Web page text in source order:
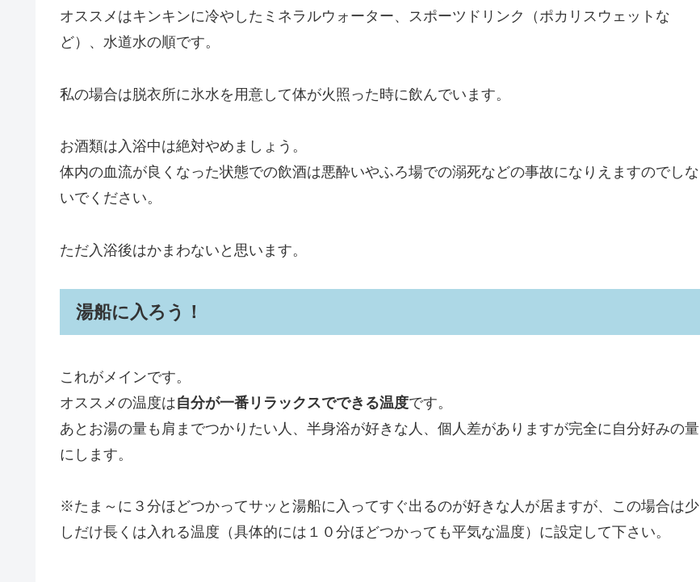
オススメはキンキンに冷やしたミネラルウォーター、スポーツドリンク（ポカリスウェットな
ど）、水道水の順です。
私の場合は脱衣所に氷水を用意して体が火照った時に飲んでいます。
お酒類は入浴中は絶対やめましょう。
体内の血流が良くなった状態での飲酒は悪酔いやふろ場での溺死などの事故になりえますのでしな
いでください。
ただ入浴後はかまわないと思います。
湯船に入ろう！
これがメインです。
オススメの温度は自分が一番リラックスでできる温度です。
あとお湯の量も肩までつかりたい人、半身浴が好きな人、個人差がありますが完全に自分好みの量
にします。
※たま～に３分ほどつかってサッと湯船に入ってすぐ出るのが好きな人が居ますが、この場合は少
しだけ長くは入れる温度（具体的には１０分ほどつかっても平気な温度）に設定して下さい。